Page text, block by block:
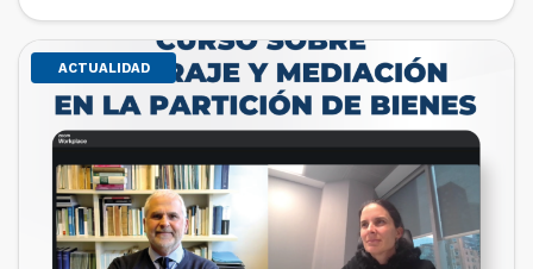
de estudiantes de […]
ACTUALIDAD